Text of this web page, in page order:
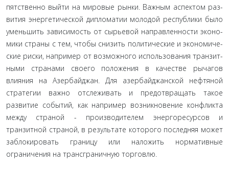
пятственно выйти на мировые рынки. Важным аспектом раз­
вития энергетической дипломатии молодой республики было
уменьшить зависимость от сырьевой направленности эконо­
мики страны с тем, чтобы снизить политические и экономиче­
ские риски, например от возможного использования транзит­
ными странами своего положения в качестве рычагов
влияния на Азербайджан. Для азербайджанской нефтяной
стратегии важно отслеживать и предотвращать такое
развитие собы­тий, как например возникновение конфликта
между страной - производителем энергоресурсов и
транзитной страной, в результате которого последняя может
заблокировать границу или наложить нормативные
ограничения на трансграничную торговлю.